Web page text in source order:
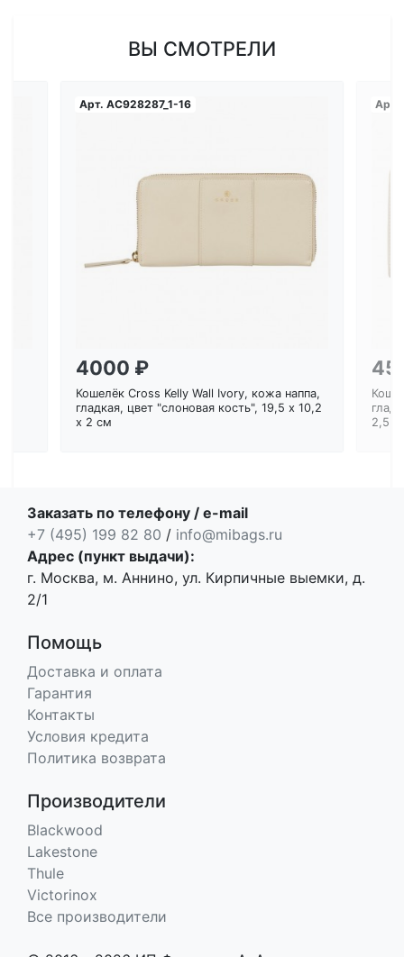
ВЫ СМОТРЕЛИ
Арт. AC928287_1-16
4000 ₽
Кошелёк Cross Kelly Wall Ivory, кожа наппа,
гладкая, цвет "слоновая кость", 19,5 x 10,2
x 2 см
Арт.
2,5
Заказать по телефону / e-mail
+7 (495) 199 82 80 / info@mibags.ru
Адрес (пункт выдачи):
г. Москва, м. Аннино, ул. Кирпичные выемки, д.
2/1
Помощь
Доставка и оплата
Гарантия
Контакты
Условия кредита
Политика возврата
Производители
Blackwood
Lakestone
Thule
Victorinox
Все производители